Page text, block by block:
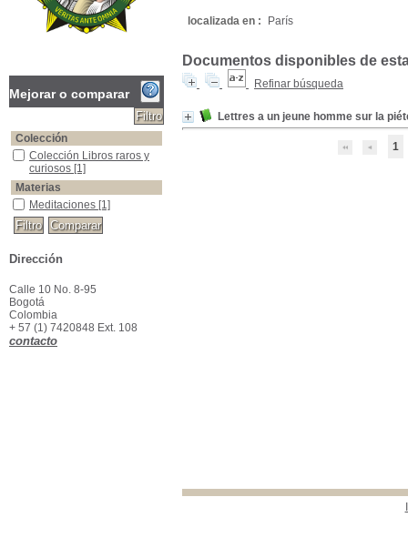
localizada en : París
Documentos disponibles de
Refinar búsqueda
Lettres a un jeune homme sur la
1
Mejorar o comparar
Colección
Colección Libros raros y curiosos
Colección Libros raros y
curiosos [1]
Materias
Meditaciones
Meditaciones [1]
Dirección
Calle 10 No. 8-95
Bogotá
Colombia
+ 57 (1) 7420848 Ext. 108
contacto